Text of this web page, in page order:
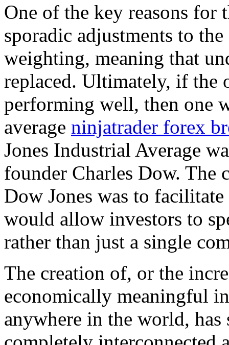
One of the key reasons for
sporadic adjustments to
weighting, meaning that
replaced. Ultimately, if the
performing well, then one
average ninjatrader forex
Jones Industrial Average
founder Charles Dow. The
Dow Jones was to
would allow investors to
rather than just a single
The creation of, or the
economically meaningful
anywhere in the world, has